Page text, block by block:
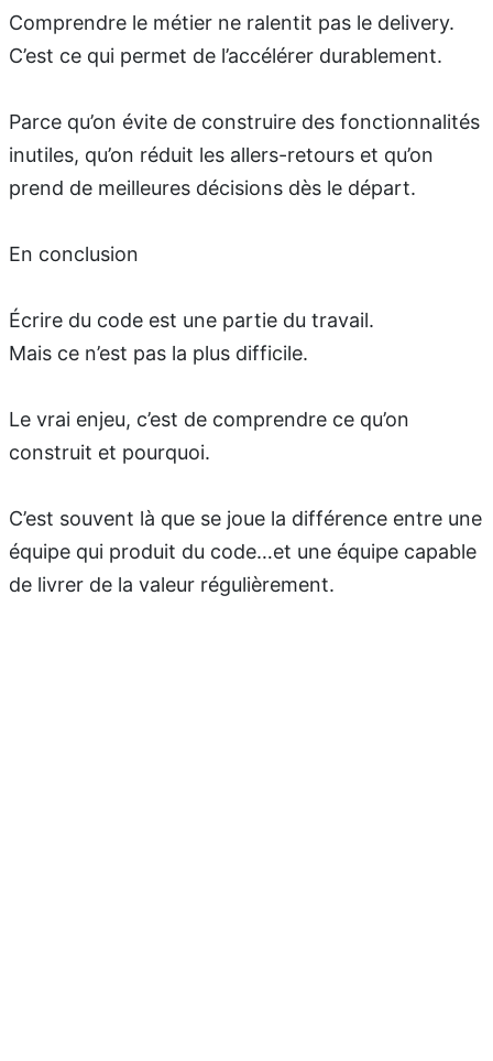
Comprendre le métier ne ralentit pas le delivery.
C’est ce qui permet de l’accélérer durablement.
Parce qu’on évite de construire des fonctionnalités
inutiles, qu’on réduit les allers-retours et qu’on
prend de meilleures décisions dès le départ.
En conclusion
Écrire du code est une partie du travail.
Mais ce n’est pas la plus difficile.
Le vrai enjeu, c’est de comprendre ce qu’on
construit et pourquoi.
C’est souvent là que se joue la différence entre une
équipe qui produit du code…et une équipe capable
de livrer de la valeur régulièrement.